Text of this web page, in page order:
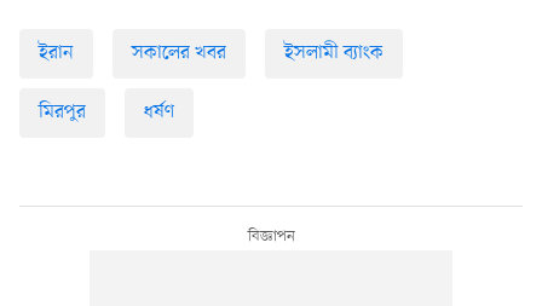
ইরান সকালের খবর ইসলামী ব্যাংক
মিরপুর ধর্ষণ